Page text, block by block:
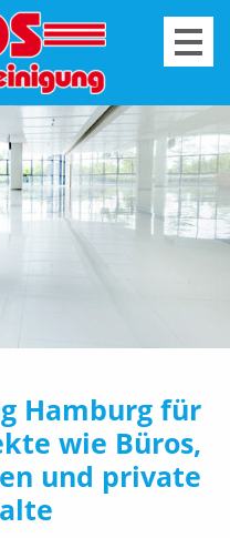
Hamburg für
wie Büros,
und private